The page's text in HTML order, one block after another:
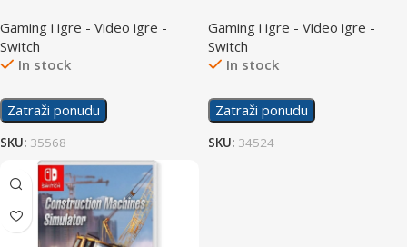
Gaming i igre - Video igre -
Switch
In stock
Zatraži ponudu
SKU: 35568
Gaming i igre - Video igre -
Switch
In stock
Zatraži ponudu
SKU: 34524